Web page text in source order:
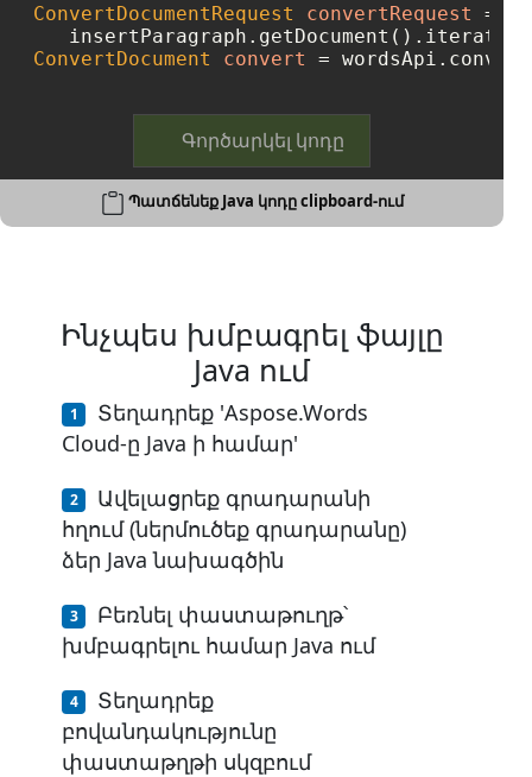
ConvertDocumentRequest
convertRequest =
ConvertDocument
convert =
Գործարկել կոդը
Պատճենեք Java կոդը clipboard-ում
Ինչպես խմբագրել ֆայլը
Java ում
Տեղադրեք 'Aspose.Words
Cloud-ը Java ի համար'
Ավելացրեք գրադարանի
հղում (ներմուծեք գրադարանը)
ձեր Java նախագծին
Բեռնել փաստաթուղթ՝
խմբագրելու համար Java ում
Տեղադրեք
բովանդակությունը
փաստաթղթի սկզբում